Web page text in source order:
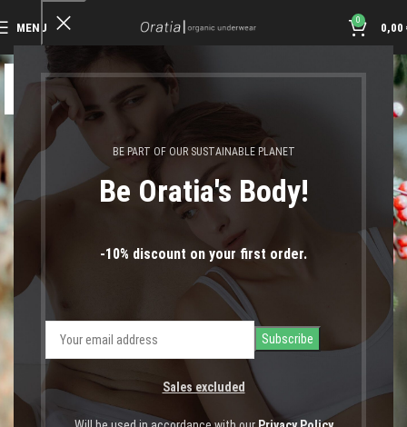
BE PART OF OUR SUSTAINABLE PLANET
Be Oratia's Body!
-10% discount on your first order.
Sales excluded
MENU
0
0,00
06